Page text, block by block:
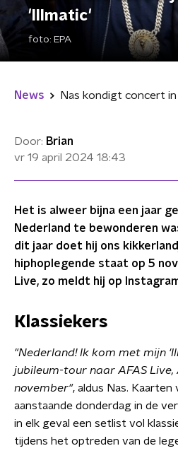
'Illmatic'
foto: EPA
News
Door: Brian
vr 19 april 2024 18:43
Het is alweer bijna een jaar
Nederland te bewonderen
dit jaar doet hij ons
hiphoplegende staat op 5
Live, zo meldt hij op
Klassiekers
"Nederland! Ik kom met mijn
jubileum-tour naar AFAS
november", aldus Nas.
aanstaande donderdag in de
in elk geval een setlist vol
tijdens het optreden van de